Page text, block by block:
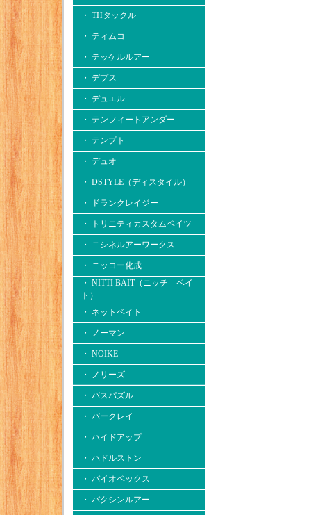
・ THタックル
・ ティムコ
・ テッケルルアー
・ デプス
・ デュエル
・ テンフィートアンダー
・ テンプト
・ デュオ
・ DSTYLE（ディスタイル）
・ ドランクレイジー
・ トリニティカスタムベイツ
・ ニシネルアーワークス
・ ニッコー化成
・ NITTI BAIT（ニッチ ベイ
ト）
・ ネットベイト
・ ノーマン
・ NOIKE
・ ノリーズ
・ バスパズル
・ バークレイ
・ ハイドアップ
・ ハドルストン
・ バイオベックス
・ バクシンルアー